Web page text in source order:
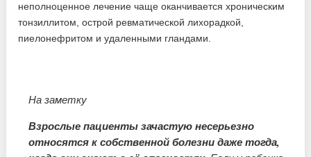
неполноценное лечение чаще оканчивается хроническим
тонзиллитом, острой ревматической лихорадкой,
пиелонефритом и удаленными гландами.
На заметку
Взрослые пациенты зачастую несерьезно
относятся к собственной болезни даже тогда,